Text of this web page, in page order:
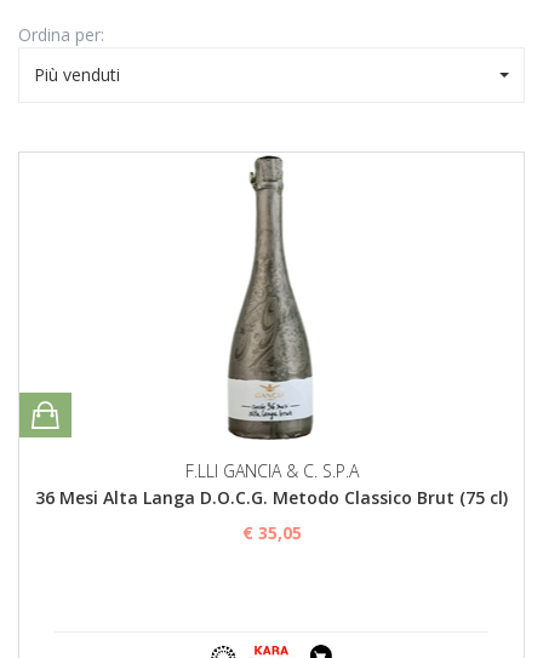
Ordina per:
Più venduti
F.LLI GANCIA & C. S.P.A
36 Mesi Alta Langa D.O.C.G. Metodo Classico Brut (75 cl)
€ 35,05